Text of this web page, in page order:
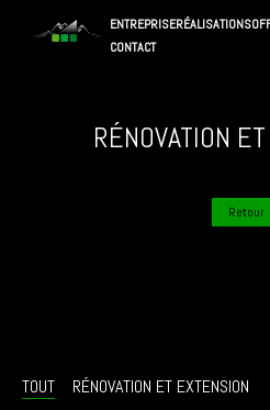
ENTREPRISERÉALISATIONS
CONTACT
RÉNOVATION
Retour
TOUT RÉNOVATION ET EXTENSION